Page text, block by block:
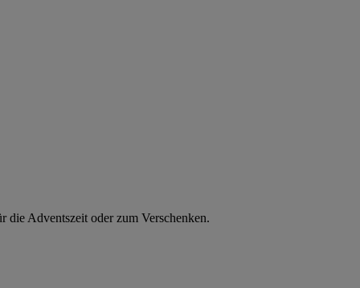
Adventszeit oder zum Verschenken.